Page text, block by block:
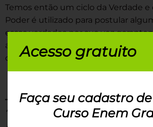
Temos então um ciclo da Verdade e
Poder é utilizado para postular
essas verdades por sua vez
as forjou, fazendo com que o Poder
como é, garantindo a validade da
Acesso gratuito
Faça seu cadastro
Curso Enem